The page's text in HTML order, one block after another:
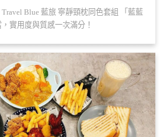
Travel Blue 藍旅 寧靜頸枕同色套組 「藍藍
實用度與質感一次滿分！